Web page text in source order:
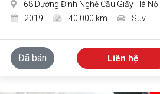
68 Dương Đình Nghệ Cầu Giấy Hà Nội
2019
40,000 km Suv
Đã bán Liên hệ